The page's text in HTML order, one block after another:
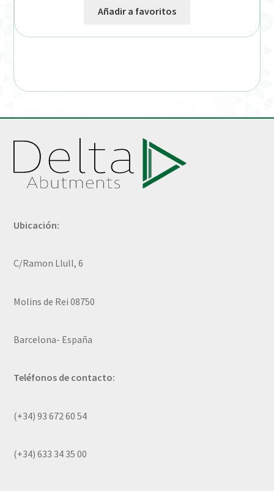
Añadir a favoritos
Ubicación:
C/Ramon Llull, 6
Molins de Rei 08750
Barcelona- España
Teléfonos de contacto:
(+34) 93 672 60 54
(+34) 633 34 35 00